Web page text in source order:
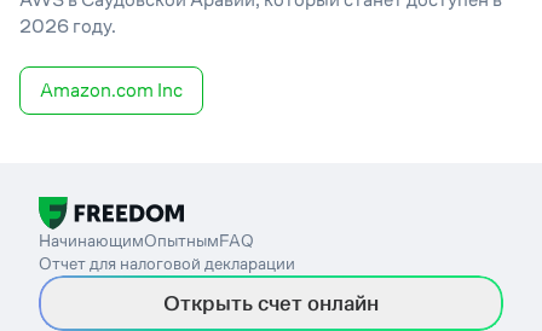
2026 году.
Amazon.com Inc
НачинающимОпытнымFAQ
Отчет для налоговой декларации
Открыть счет онлайн